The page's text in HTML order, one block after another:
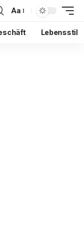
Aa
Lebensstil